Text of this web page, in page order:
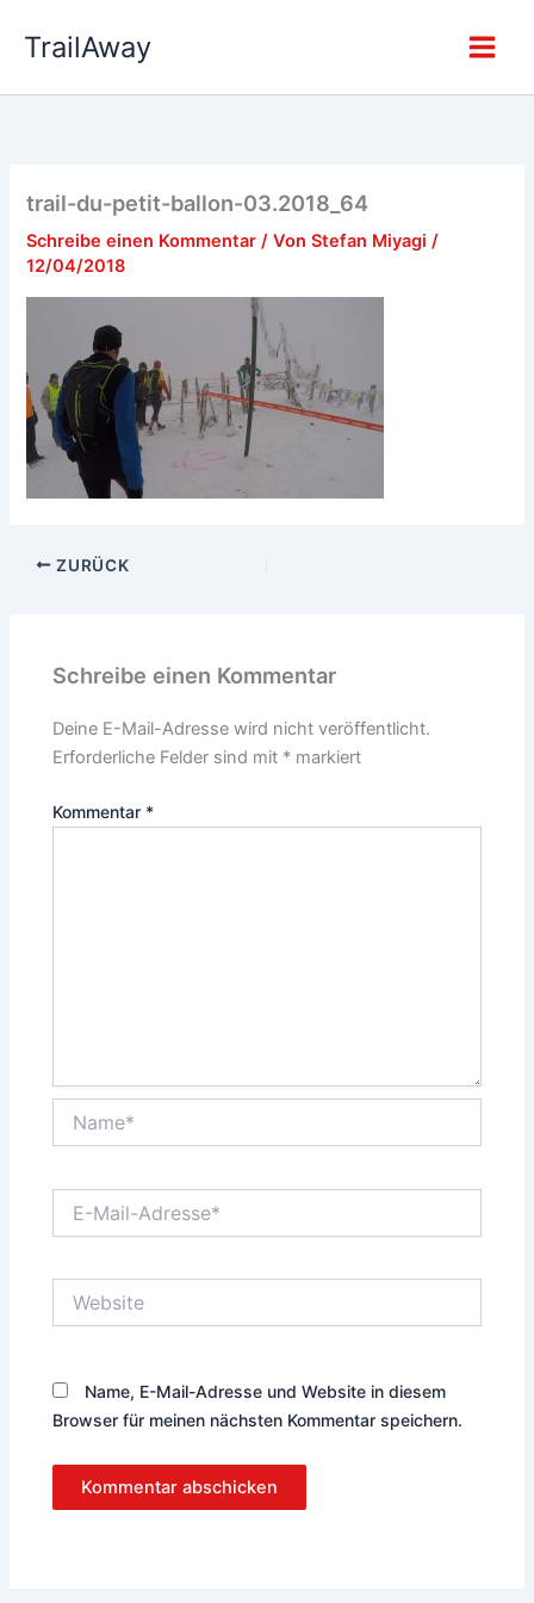
InhaltTrailAway
trail-du-petit-ballon-03.2018_64
Schreibe einen Kommentar / VonStefan Miyagi/
12/04/2018
ZURÜCK
Schreibe einen Kommentar
Deine E-Mail-Adresse wird nicht veröffentlicht.
Erforderliche Felder sind mit * markiert
Kommentar *
Mail-
Name, E-Mail-Adresse und Website in diesem
Browser für meinen nächsten Kommentar speichern.